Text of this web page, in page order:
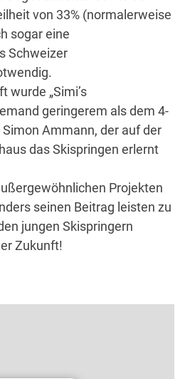
von 33% (normalerweise
sogar eine
Schweizer
wurde „Simi’s
geringerem als dem 4-
Ammann, der auf der
das Skispringen erlernt
Projekten
seinen Beitrag leisten zu
jungen Skispringern
Zukunft!